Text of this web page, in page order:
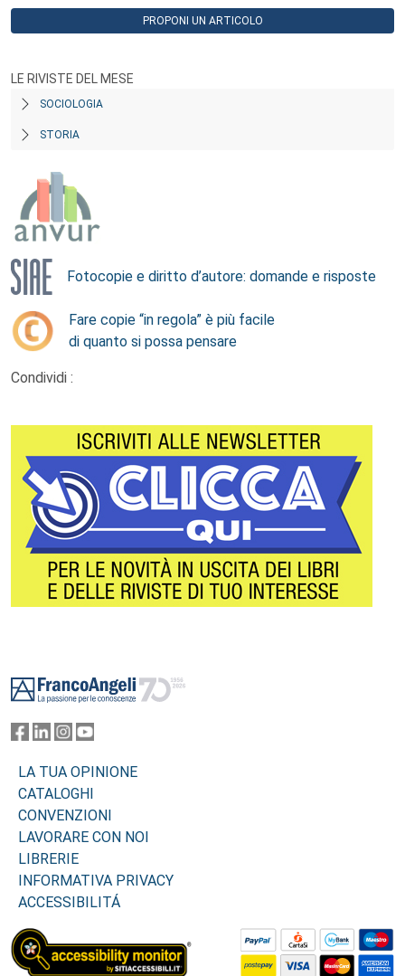
PROPONI UN ARTICOLO
LE RIVISTE DEL MESE
SOCIOLOGIA
STORIA
Fotocopie e diritto d’autore: domande e risposte
Fare copie “in regola” è più facile
di quanto si possa pensare
Condividi :
LA TUA OPINIONE
CATALOGHI
CONVENZIONI
LAVORARE CON NOI
LIBRERIE
INFORMATIVA PRIVACY
ACCESSIBILITÁ